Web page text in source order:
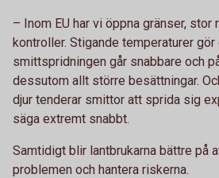
– Inom EU har vi öppna gränser,
kontroller. Stigande temperaturer
smittspridningen går snabbare och
dessutom allt större besättningar.
djur tenderar smittor att sprida sig
säga extremt snabbt.
Samtidigt blir lantbrukarna bättre på
problemen och hantera riskerna.